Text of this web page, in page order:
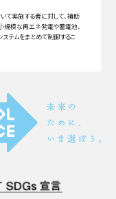
て実施する者に対して、補助
規模な再エネ発電や蓄電池、
テムをまとめて制御するこ